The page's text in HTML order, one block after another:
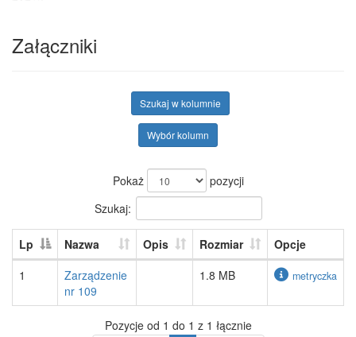
Załączniki
Szukaj w kolumnie
Wybór kolumn
Pokaż
pozycji
Szukaj:
Lp Nazwa Opis Rozmiar
Opcje
1
Zarządzenie
nr 109
1.8 MB metryczka
Pozycje od 1 do 1 z 1 łącznie